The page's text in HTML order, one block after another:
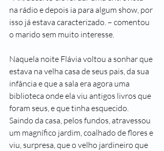
na rádio e depois ia para algum show, por
isso já estava caracterizado. – comentou
o marido sem muito interesse.
Naquela noite Flávia voltou a sonhar que
estava na velha casa de seus pais, da sua
infância e que a sala era agora uma
biblioteca onde ela viu antigos livros que
foram seus, e que tinha esquecido.
Saindo da casa, pelos fundos, atravessou
um magnífico jardim, coalhado de flores e
viu, surpresa, que o velho jardineiro que